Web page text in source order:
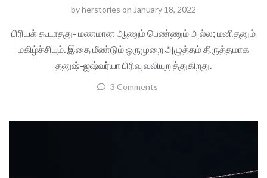
byherstories on January 18, 2022
பிரியக் கூடாதது- மணமான ஆணும் பெண்ணும் அல்ல; மனிதனும்
மகிழ்ச்சியும். இதை மீண்டும் ஒருமுறை அழுத்தம் திருத்தமாக
தனுஷ்-ஐஷ்வர்யா பிரிவு வலியுறுத்துகிறது.
3 Comments